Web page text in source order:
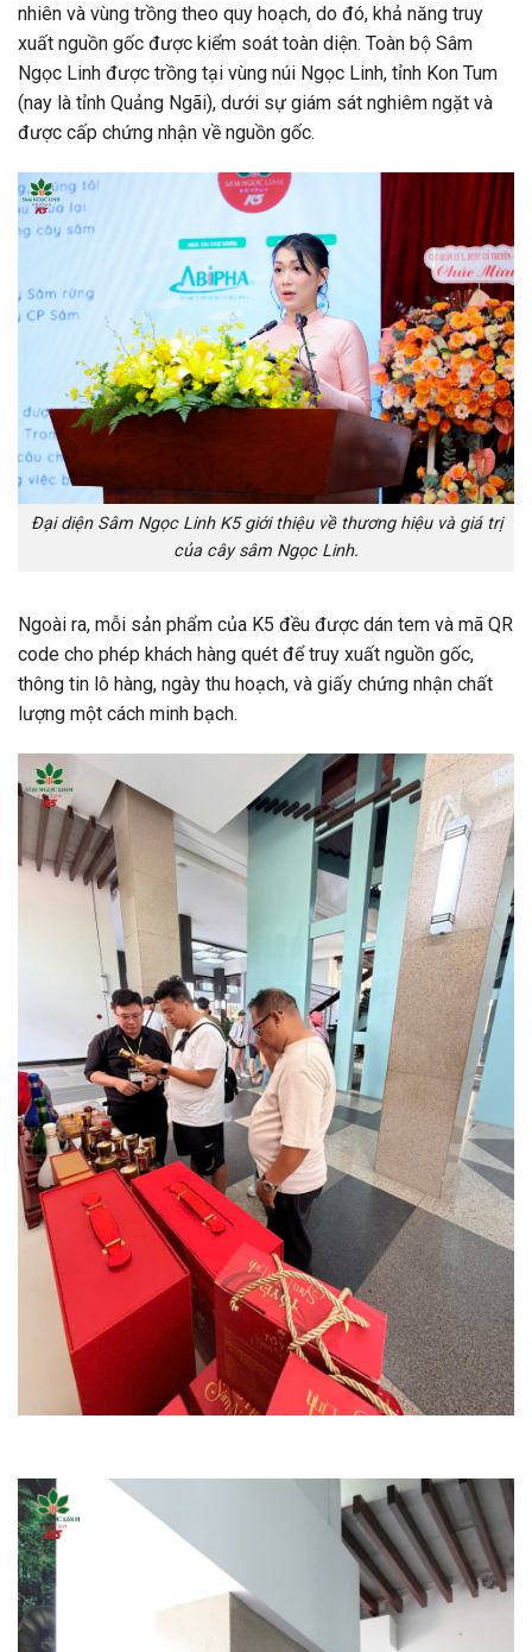
nhiên và vùng trồng theo quy hoạch, do đó, khả năng truy
xuất nguồn gốc được kiểm soát toàn diện. Toàn bộ Sâm
Ngọc Linh được trồng tại vùng núi Ngọc Linh, tỉnh Kon Tum
(nay là tỉnh Quảng Ngãi), dưới sự giám sát nghiêm ngặt và
được cấp chứng nhận về nguồn gốc.
Đại diện Sâm Ngọc Linh K5 giới thiệu về thương hiệu và giá trị
của cây sâm Ngọc Linh.
Ngoài ra, mỗi sản phẩm của K5 đều được dán tem và mã QR
code cho phép khách hàng quét để truy xuất nguồn gốc,
thông tin lô hàng, ngày thu hoạch, và giấy chứng nhận chất
lượng một cách minh bạch.